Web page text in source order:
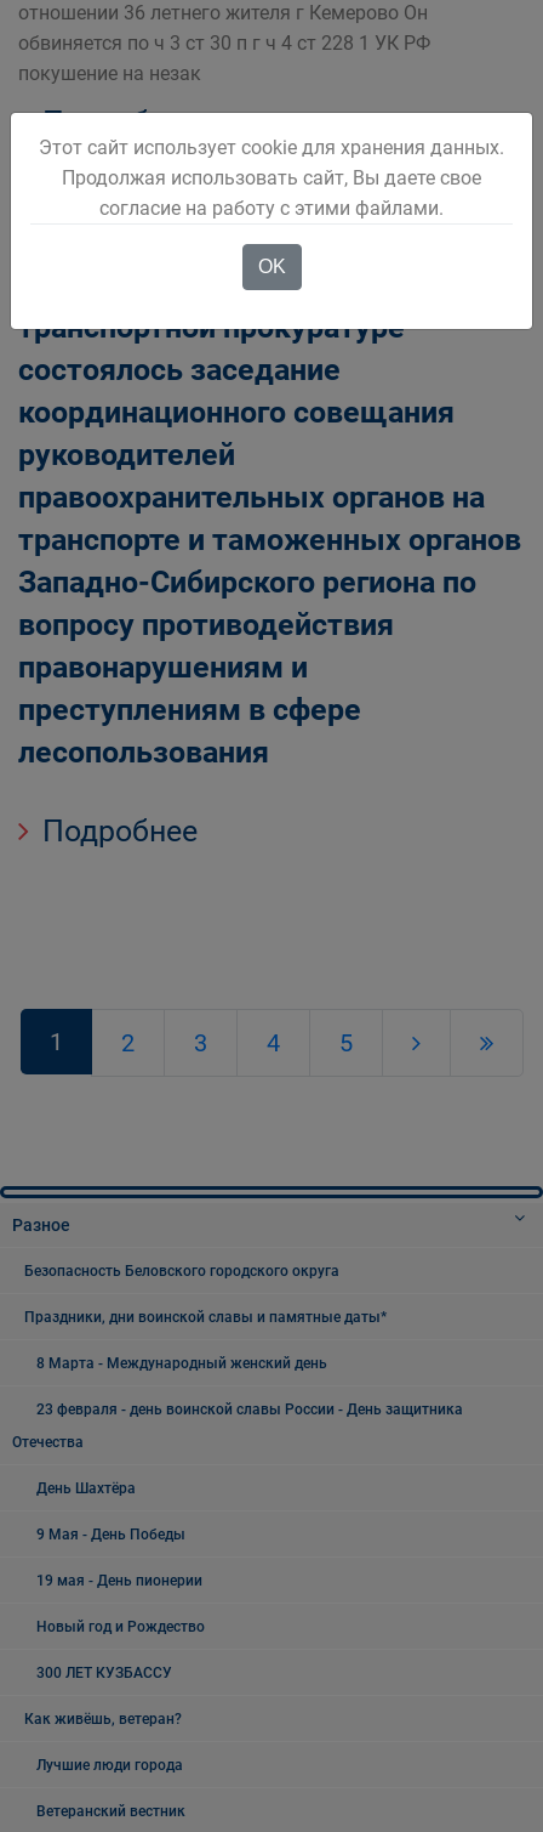
отношении 36 летнего жителя г Кемерово Он
обвиняется по ч 3 ст 30 п г ч 4 ст 228 1 УК РФ
покушение на незак
Подробнее
В Западно-Сибирской
транспортной прокуратуре
состоялось заседание
координационного совещания
руководителей
правоохранительных органов на
транспорте и таможенных органов
Западно-Сибирского региона по
вопросу противодействия
правонарушениям и
преступлениям в сфере
лесопользования
Подробнее
1 2 3 4 5
Разное
Безопасность Беловского городского округа
Праздники, дни воинской славы и памятные даты*
8 Марта - Международный женский день
23 февраля - день воинской славы России - День защитника
Отечества
День Шахтёра
9 Мая - День Победы
19 мая - День пионерии
Новый год и Рождество
300 ЛЕТ КУЗБАССУ
Как живёшь, ветеран?
Лучшие люди города
Ветеранский вестник
Этот сайт использует cookie для хранения данных.
Продолжая использовать сайт, Вы даете свое
согласие на работу с этими файлами.
OK